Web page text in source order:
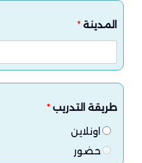
المدينة *
طريقة التدريب *
اونلاين
حضور